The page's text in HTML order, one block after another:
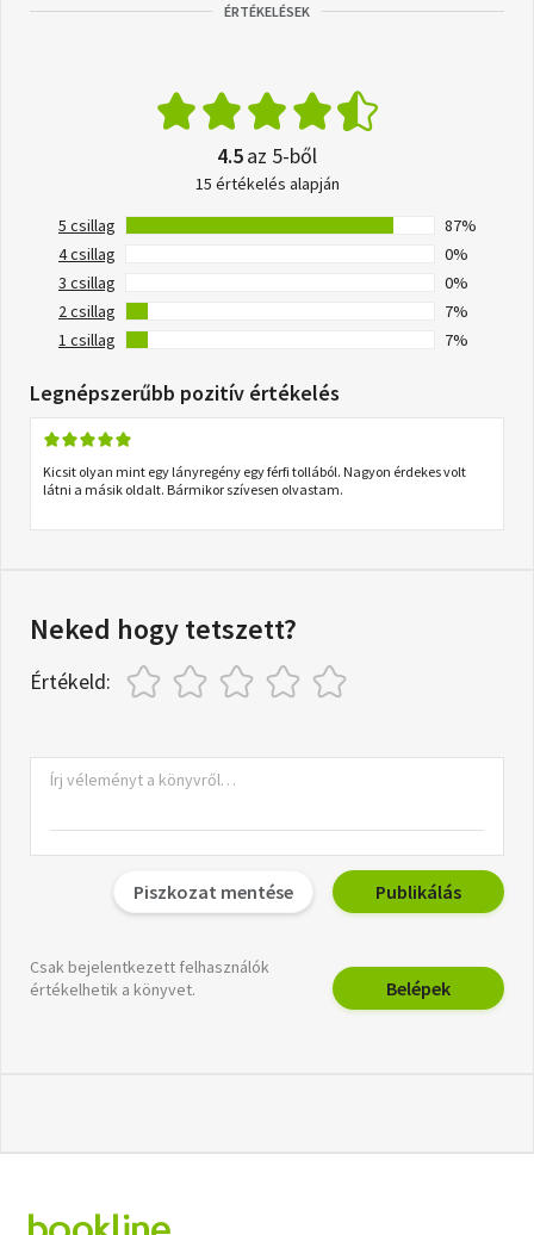
ÉRTÉKELÉSEK
4.5az 5-ből
15 értékelés alapján
5 csillag
87%
4 csillag
0%
3 csillag
0%
2 csillag
7%
1 csillag
7%
Legnépszerűbb pozitív értékelés
Kicsit olyan mint egy lányregény egy férfi tollából. Nagyon érdekes volt
látni a másik oldalt. Bármikor szívesen olvastam.
Neked hogy tetszett?
Értékeld:
Piszkozat mentése Publikálás
Csak bejelentkezett felhasználók
értékelhetik a könyvet.
Belépek